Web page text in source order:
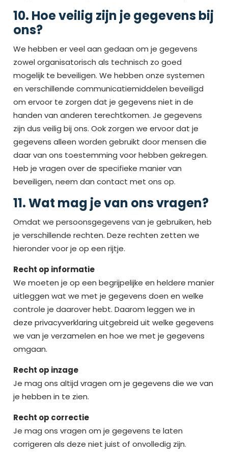
10. Hoe veilig zijn je gegevens bij
ons?
We hebben er veel aan gedaan om je gegevens
zowel organisatorisch als technisch zo goed
mogelijk te beveiligen. We hebben onze systemen
en verschillende communicatiemiddelen beveiligd
om ervoor te zorgen dat je gegevens niet in de
handen van anderen terechtkomen. Je gegevens
zijn dus veilig bij ons. Ook zorgen we ervoor dat je
gegevens alleen worden gebruikt door mensen die
daar van ons toestemming voor hebben gekregen.
Heb je vragen over de specifieke manier van
beveiligen, neem dan contact met ons op.
11. Wat mag je van ons vragen?
Omdat we persoonsgegevens van je gebruiken, heb
je verschillende rechten. Deze rechten zetten we
hieronder voor je op een rijtje.
Recht op informatie
We moeten je op een begrijpelijke en heldere manier
uitleggen wat we met je gegevens doen en welke
controle je daarover hebt. Daarom leggen we in
deze privacyverklaring uitgebreid uit welke gegevens
we van je verzamelen en hoe we met je gegevens
omgaan.
Recht op inzage
Je mag ons altijd vragen om je gegevens die we van
je hebben in te zien.
Recht op correctie
Je mag ons vragen om je gegevens te laten
corrigeren als deze niet juist of onvolledig zijn.